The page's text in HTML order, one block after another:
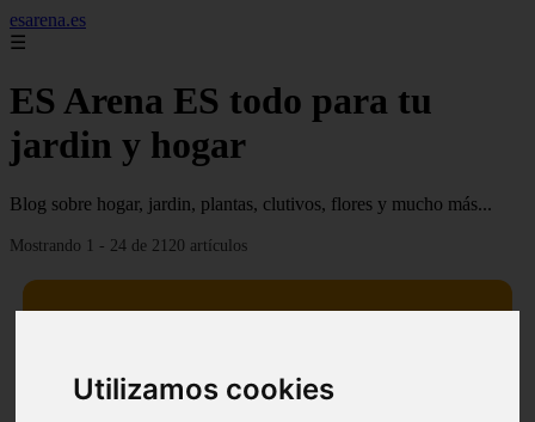
Utilizamos cookies
esarena.es
☰
ES Arena ES todo para tu
jardin y hogar
Blog sobre hogar, jardin, plantas, clutivos, flores y mucho más...
Mostrando 1 - 24 de 2120 artículos